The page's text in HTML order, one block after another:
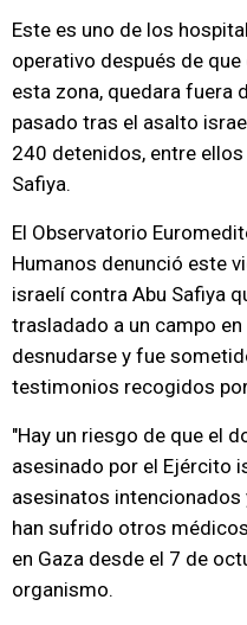
Este es uno de los
operativo después de
esta zona, quedara fuera
pasado tras el asalto
240 detenidos, entre
Safiya.
El Observatorio
Humanos denunció este
israelí contra Abu Safiya
trasladado a un campo
desnudarse y fue
testimonios recogidos
"Hay un riesgo de que el
asesinado por el Ejército
asesinatos
han sufrido otros
en Gaza desde el 7 de
organismo.